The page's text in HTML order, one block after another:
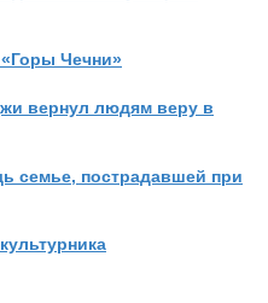
Чечни»
вернул людям веру в
семье, пострадавшей при